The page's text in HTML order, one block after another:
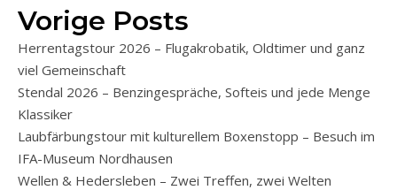
Vorige Posts
Herrentagstour 2026 – Flugakrobatik, Oldtimer und ganz
viel Gemeinschaft
Stendal 2026 – Benzingespräche, Softeis und jede Menge
Klassiker
Laubfärbungstour mit kulturellem Boxenstopp – Besuch im
IFA-Museum Nordhausen
Wellen & Hedersleben – Zwei Treffen, zwei Welten